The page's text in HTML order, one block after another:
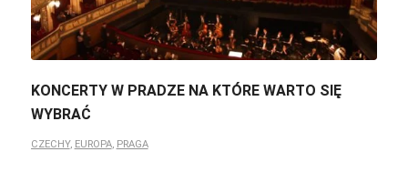
KONCERTY W PRADZE NA KTÓRE WARTO SIĘ
WYBRAĆ
CZECHY, EUROPA, PRAGA